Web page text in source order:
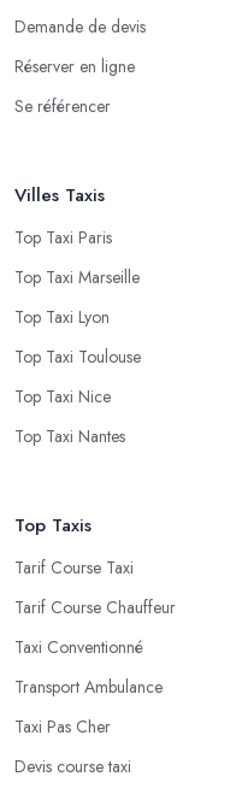
Demande de devis
Réserver en ligne
Se référencer
Villes Taxis
Top Taxi Paris
Top Taxi Marseille
Top Taxi Lyon
Top Taxi Toulouse
Top Taxi Nice
Top Taxi Nantes
Top Taxis
Tarif Course Taxi
Tarif Course Chauffeur
Taxi Conventionné
Transport Ambulance
Taxi Pas Cher
Devis course taxi